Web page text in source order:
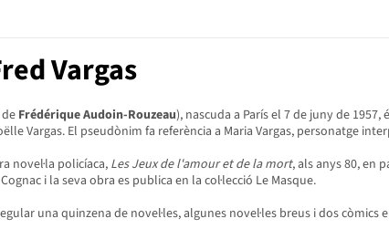
Vargas
Frédérique Audoin-Rouzeau), nascuda a París el 7 de juny de
Vargas. El pseudònim fa referència a Maria Vargas, personatge
novel·la policíaca, Les Jeux de l'amour et de la mort, als anys 80, en
i la seva obra es publica en la col·lecció Le Masque.
una quinzena de novel·les, algunes novel·les breus i dos còmics